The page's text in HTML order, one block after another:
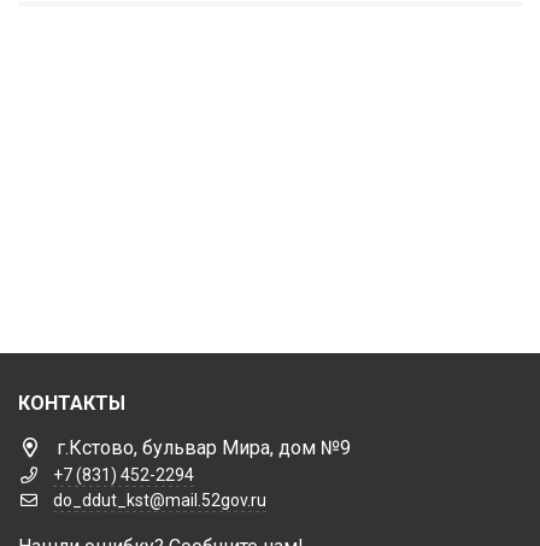
КОНТАКТЫ
г.Кстово, бульвар Мира, дом №9
+7 (831) 452-2294
do_ddut_kst@mail.52gov.ru